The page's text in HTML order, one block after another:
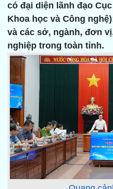
có đại diện lãnh đạo
Khoa học và Công
và các sở, ngành, đơn
nghiệp trong toàn tỉnh.